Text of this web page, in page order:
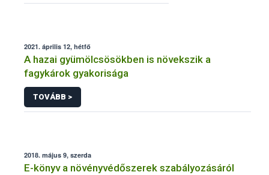
2021. április 12, hétfő
A hazai gyümölcsösökben is növekszik a
fagykárok gyakorisága
TOVÁBB >
2018. május 9, szerda
E-könyv a növényvédőszerek szabályozásáról